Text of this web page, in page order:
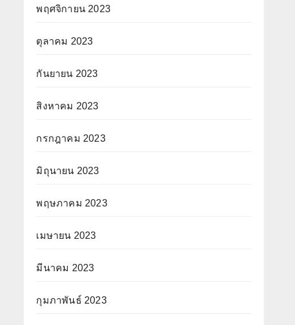
พฤศจิกายน 2023
ตุลาคม 2023
กันยายน 2023
สิงหาคม 2023
กรกฎาคม 2023
มิถุนายน 2023
พฤษภาคม 2023
เมษายน 2023
มีนาคม 2023
กุมภาพันธ์ 2023